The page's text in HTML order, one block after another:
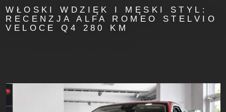
WŁOSKI WDZIĘK I MĘSKI STYL:
RECENZJA ALFA ROMEO STELVIO
VELOCE Q4 280 KM